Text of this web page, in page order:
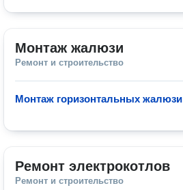
Монтаж жалюзи
Ремонт и строительство
Монтаж горизонтальных жалюзи
Ремонт электрокотлов
Ремонт и строительство